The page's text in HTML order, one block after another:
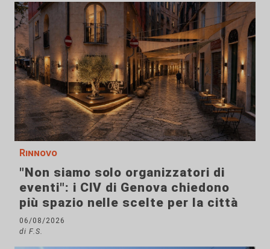
Rinnovo
"Non siamo solo organizzatori di
eventi": i CIV di Genova chiedono
più spazio nelle scelte per la città
06/08/2026
di F.S.